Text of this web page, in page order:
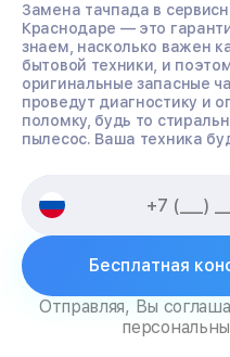
Замена тачпада в
Краснодаре — это
знаем, насколько важен
бытовой техники, и
оригинальные запасные
проведут диагностику и
поломку, будь то
пылесос. Ваша техника
Бесплатная
Отправляя, Вы